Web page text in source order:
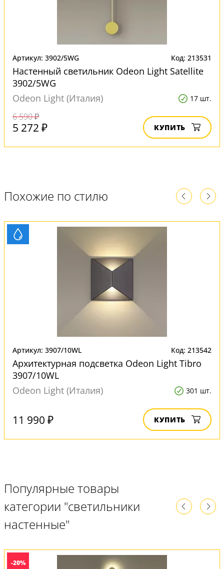
Артикул: 3902/5WG Код: 213531
Настенный светильник Odeon Light Satellite
3902/5WG
Odeon Light (Италия)
17 шт.
6 590 ₽
5 272 ₽ КУПИТЬ
Похожие по стилю
Артикул: 3907/10WL Код: 213542
Архитектурная подсветка Odeon Light Tibro
3907/10WL
Odeon Light (Италия)
301 шт.
11 990 ₽ КУПИТЬ
Популярные товары
категории "светильники
настенные"
-20%